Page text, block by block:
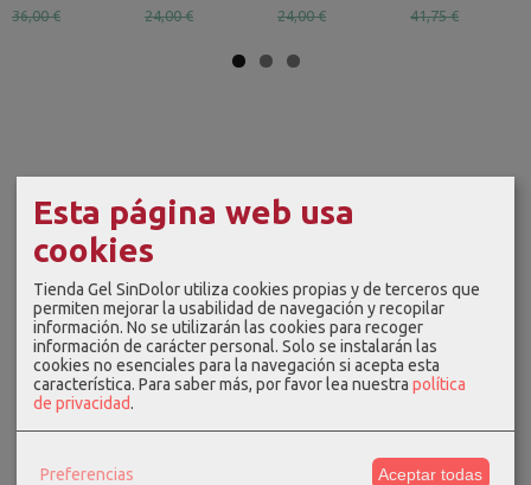
36,00 € 24,00 € 24,00 € 41,75 €
Esta página web usa
cookies
Tienda Gel SinDolor utiliza cookies propias y de terceros que
permiten mejorar la usabilidad de navegación y recopilar
información. No se utilizarán las cookies para recoger
información de carácter personal. Solo se instalarán las
cookies no esenciales para la navegación si acepta esta
característica. Para saber más, por favor lea nuestra política
de privacidad.
Preferencias Aceptar todas